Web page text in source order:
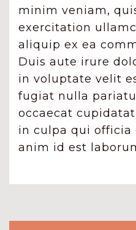
minim veniam,
exercitation
aliquip ex ea
Duis aute irure
in voluptate velit
fugiat nulla
occaecat
in culpa qui
anim id est